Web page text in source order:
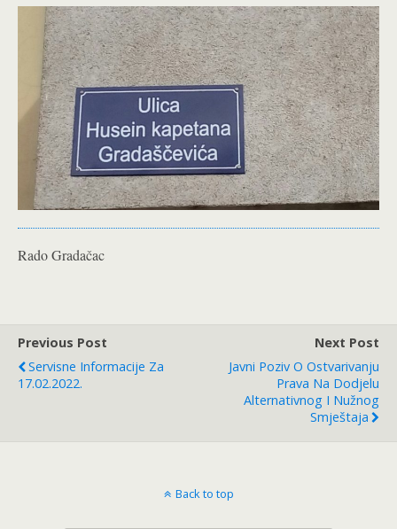
Rado Gradačac
Previous Post
Servisne Informacije Za
17.02.2022.
Next Post
Javni Poziv O Ostvarivanju
Prava Na Dodjelu
Alternativnog I Nužnog
Smještaja
Back to top